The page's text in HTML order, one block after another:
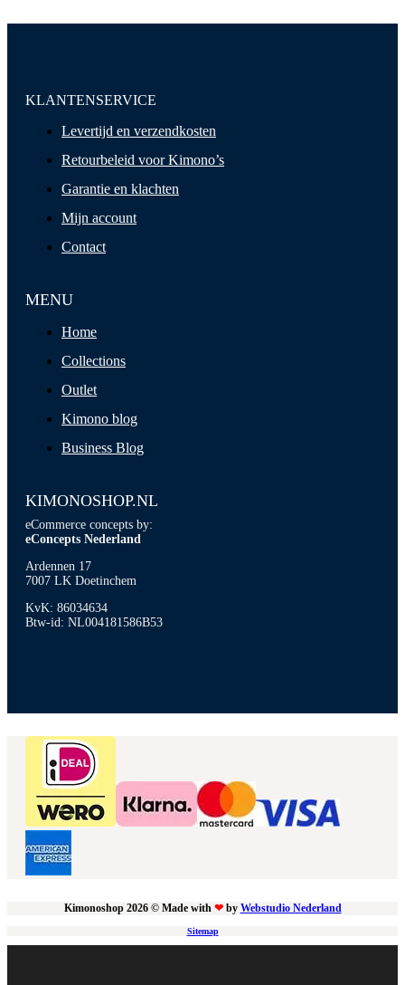
KLANTENSERVICE
Levertijd en verzendkosten
Retourbeleid voor Kimono’s
Garantie en klachten
Mijn account
Contact
MENU
Home
Collections
Outlet
Kimono blog
Business Blog
KIMONOSHOP.NL
eCommerce concepts by:
eConcepts Nederland
Ardennen 17
7007 LK Doetinchem
KvK: 86034634
Btw-id: NL004181586B53
Kimonoshop 2026 © Made with ❤ by Webstudio Nederland
Sitemap